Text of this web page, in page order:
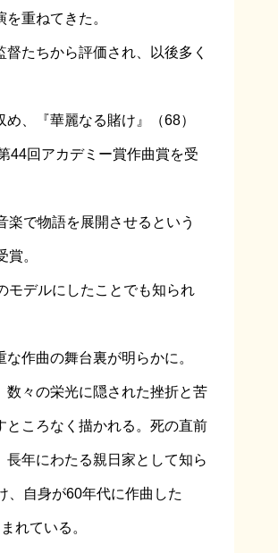
重ねてきた。
たちから評価され、以後多く
、『華麗なる賭け』（68）
44回アカデミー賞作曲賞を受
楽で物語を展開させるという
。
モデルにしたことでも知られ
作曲の舞台裏が明らかに。
数々の栄光に隠された挫折と苦
ところなく描かれる。死の直前
年にわたる親日家として知ら
、自身が60年代に作曲した
れている。